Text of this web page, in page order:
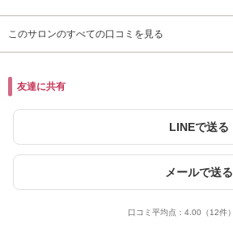
このサロンのすべての口コミを見る
友達に共有
LINEで送る
メールで送る
口コミ平均点： 4.00 （12件）